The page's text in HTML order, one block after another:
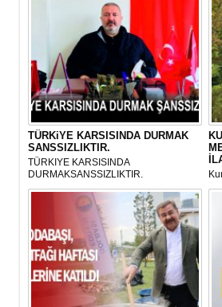
TÜRKiYE KARSISINDA DURMAK
SANSSIZLIKTIR.
TÜRKIYE KARSISINDA
DURMAKSANSSIZLIKTIR.
ve